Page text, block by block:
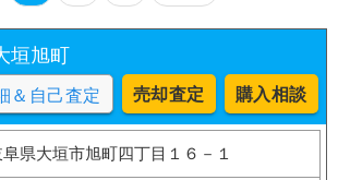
垣旭町
＆自己査定 売却査定 購入相談
県大垣市旭町四丁目１６－１